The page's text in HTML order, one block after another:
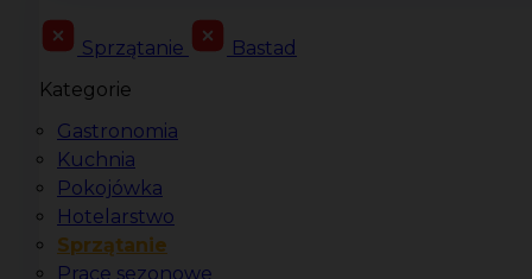
Sprzątanie
Bastad
Kategorie
Gastronomia
Kuchnia
Pokojówka
Hotelarstwo
Sprzątanie
Prace sezonowe